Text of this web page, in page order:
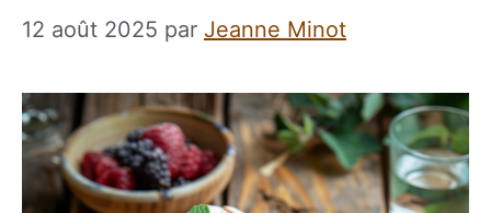
12 août 2025 par Jeanne Minot